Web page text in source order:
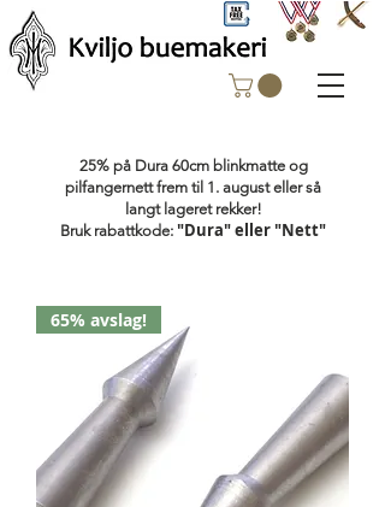
25% på Dura 60cm blinkmatte og
pilfangernett frem til 1. august eller så
langt lageret rekker!
Bruk rabattkode: "Dura" eller "Nett"
65% avslag!